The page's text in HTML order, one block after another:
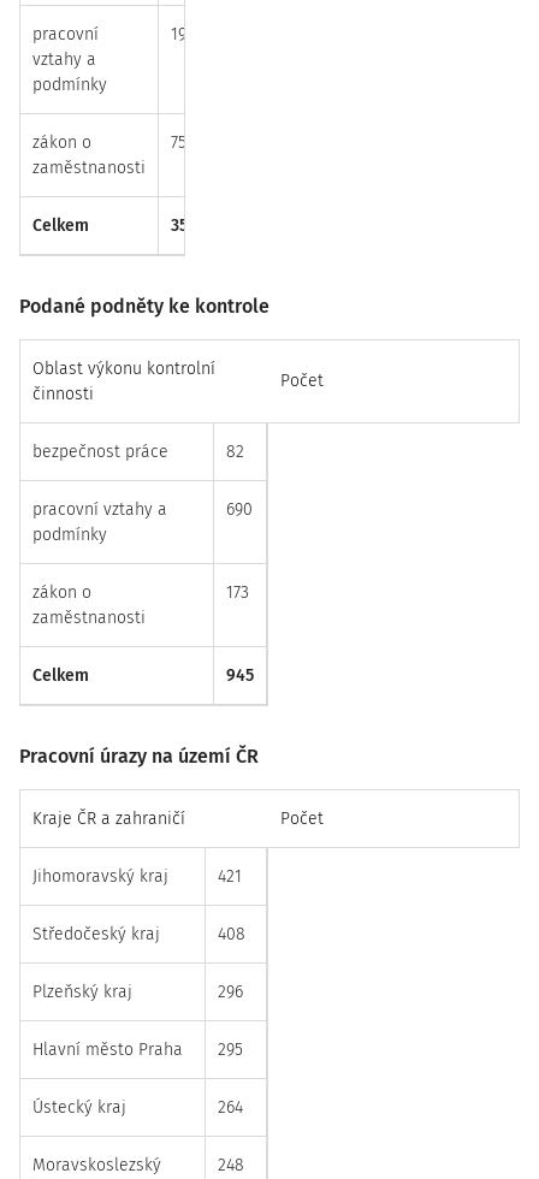
pracovní
vztahy a
podmínky
197
zákon o
zaměstnanosti
75
Celkem 352
Podané podněty ke kontrole
Oblast výkonu kontrolní
činnosti
Počet
bezpečnost práce 82
pracovní vztahy a
podmínky
690
zákon o
zaměstnanosti
173
Celkem 945
Pracovní úrazy na území ČR
Kraje ČR a zahraničí Počet
Jihomoravský kraj 421
Středočeský kraj 408
Plzeňský kraj 296
Hlavní město Praha 295
Ústecký kraj 264
Moravskoslezský
248